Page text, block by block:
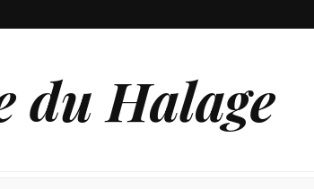
du Halage